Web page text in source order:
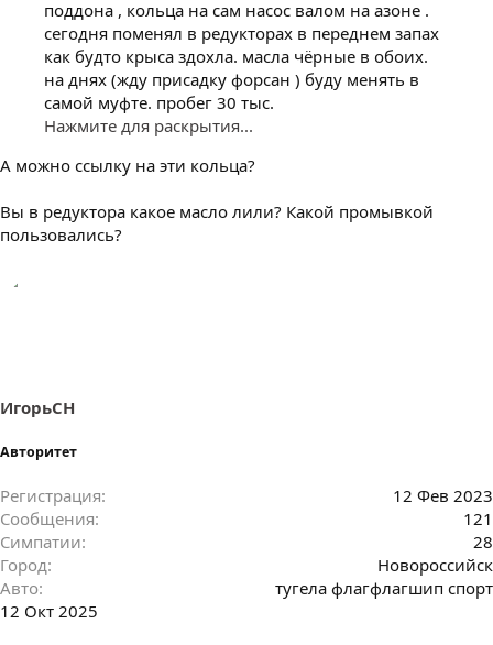
поддона , кольца на сам насос валом на азоне .
сегодня поменял в редукторах в переднем запах
как будто крыса здохла. масла чёрные в обоих.
на днях (жду присадку форсан ) буду менять в
самой муфте. пробег 30 тыс.
Нажмите для раскрытия...
А можно ссылку на эти кольца?
Вы в редуктора какое масло лили? Какой промывкой
пользовались?
ИгорьСН
Авторитет
Регистрация
12 Фев 2023
Сообщения
121
Симпатии
28
Город
Новороссийск
Авто
тугела флагфлагшип спорт
12 Окт 2025